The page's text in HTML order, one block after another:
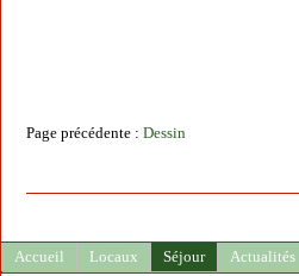
Page précédente : Dessin
Accueil Locaux Séjour Actualités